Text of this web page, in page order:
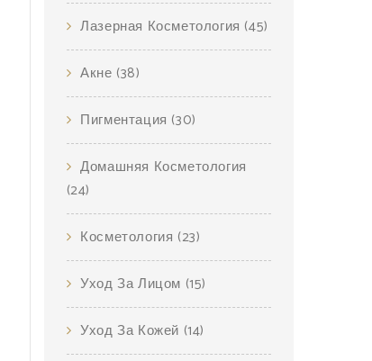
Лазерная Косметология (45)
Акне (38)
Пигментация (30)
Домашняя Косметология
(24)
Косметология (23)
Уход За Лицом (15)
Уход За Кожей (14)